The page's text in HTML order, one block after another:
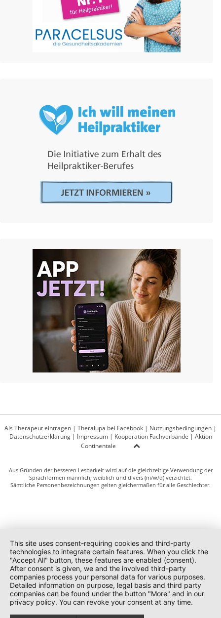
Als Therapeut eintragen | Theralupa bei Facebook | Nutzungsbedingungen |
Datenschutzerklärung| Impressum| Kooperation Fachverbände | Aktion
Continentale
Aus Gründen der besseren Lesbarkeit wird auf die gleichzeitige Verwendung der
Sprachformen männlich, weiblich und divers (m/w/d) verzichtet.
Sämtliche Personenbezeichnungen gelten gleichermaßen für alle Geschlechter.
This site uses consent-requiring cookies and third-party
technologies to integrate certain features. When you click the
"Accept All" button, these features are enabled (consent).
After consent is given, we and the involved third-party
companies process your personal data for various purposes.
Detailed information on purpose, legal basis and third party
companies can be found under the button "More" and in our
privacy policy. You can revoke your consent at any time.